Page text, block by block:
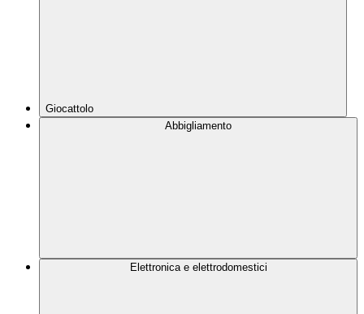
Giocattolo
Abbigliamento
Elettronica e elettrodomestici